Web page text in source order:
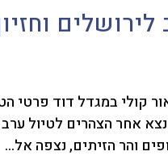
וחזיון אור קולי במגדל
אחר הצהרים לטיול
והר הזיתים, נצפה אל...